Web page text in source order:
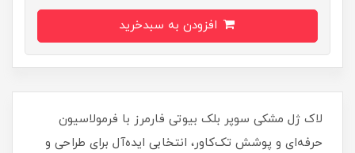
لاک ژل مشکی سوپر بلک بیوتی فارمرز با فرمولاسیون
حرفه‌ای و پوشش تک‌کاور، انتخابی ایده‌آل برای طراحی و